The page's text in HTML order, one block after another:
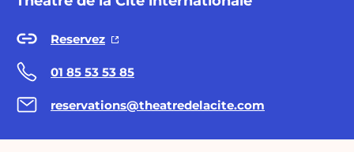
Reservez
01 85 53 53 85
reservations@theatredelacite.com